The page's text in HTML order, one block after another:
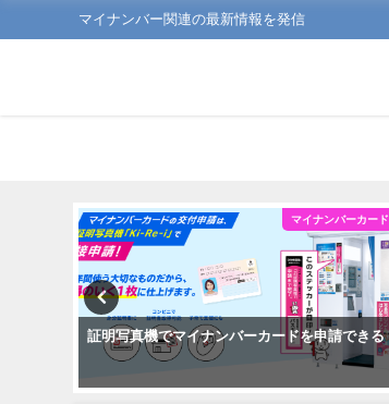
マイナンバー関連の最新情報を発信
マイナンバーカード
証明写真機でマイナンバーカードを申請できる